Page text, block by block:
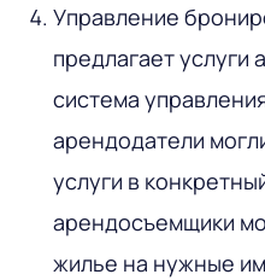
Управление
предлагает
система
арендодатели
услуги в
арендосъемщики
жилье на нужные